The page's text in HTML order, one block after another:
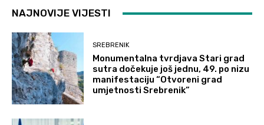
NAJNOVIJE VIJESTI
SREBRENIK
Monumentalna tvrdjava Stari grad
sutra dočekuje još jednu, 49. po nizu
manifestaciju “Otvoreni grad
umjetnosti Srebrenik”